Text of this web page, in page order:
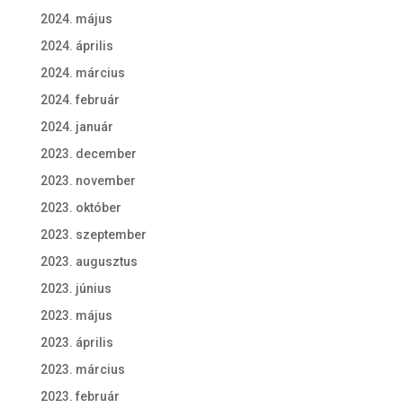
2024. május
2024. április
2024. március
2024. február
2024. január
2023. december
2023. november
2023. október
2023. szeptember
2023. augusztus
2023. június
2023. május
2023. április
2023. március
2023. február